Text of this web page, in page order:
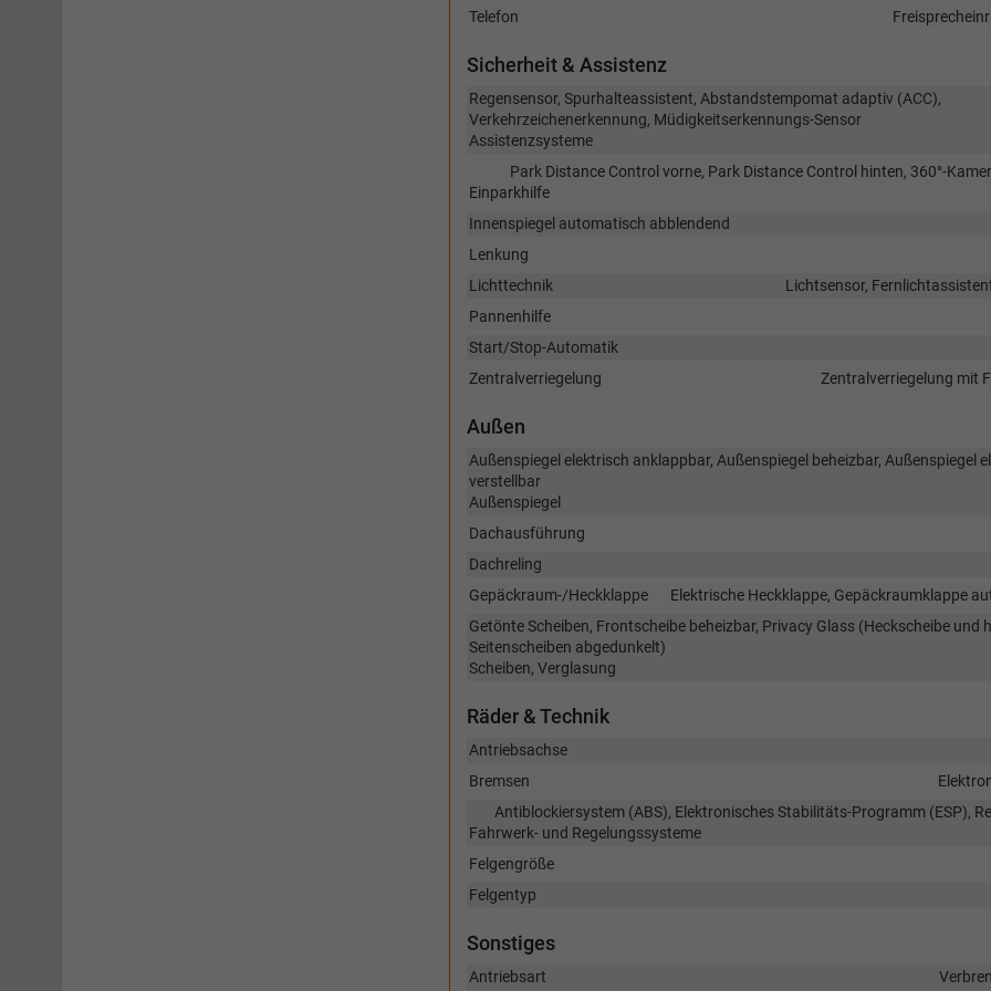
Telefon
Sicherheit & Assistenz
Regensensor, Spurhalteassistent, Abstandstempomat adaptiv (ACC),
Verkehrzeichenerkennung, Müdigkeitserkennungs-Sensor
Assistenzsysteme
Park Distance Control vorne, Park Distance Control hinten, 360°-
Einparkhilfe
Innenspiegel automatisch abblendend
Lenkung
Lichtsensor,
Lichttechnik
Pannenhilfe
Start/Stop-Automatik
Zentralverriegelung mit
Zentralverriegelung
Außen
Außenspiegel elektrisch anklappbar, Außenspiegel beheizbar, Außenspiegel
verstellbar
Außenspiegel
Dachausführung
Dachreling
Elektrische Heckklappe, Gepäckraumklappe
Gepäckraum-/Heckklappe
Getönte Scheiben, Frontscheibe beheizbar, Privacy Glass (Heckscheibe und
Seitenscheiben abgedunkelt)
Scheiben, Verglasung
Räder & Technik
Antriebsachse
Bremsen
Antiblockiersystem (ABS), Elektronisches Stabilitäts-Programm (ESP),
Fahrwerk- und Regelungssysteme
Felgengröße
Felgentyp
Sonstiges
Antriebsart